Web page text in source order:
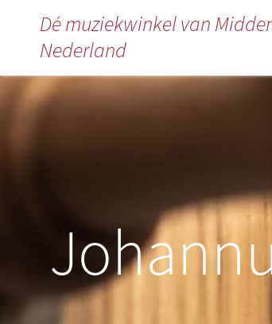
Dé muziekwinkel van
Nederland